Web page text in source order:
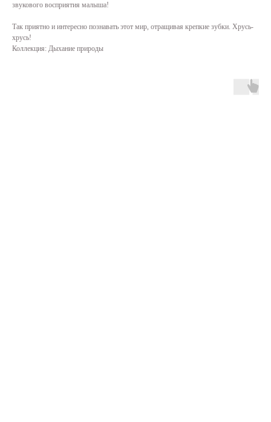
звукового восприятия малыша!
Так приятно и интересно познавать этот мир, отращивая крепкие зубки. Хрусь-
хрусь!
Коллекция: Дыхание природы